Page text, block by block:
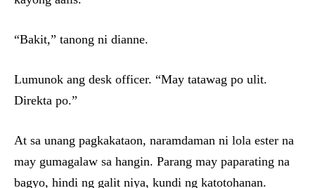
“Bakit,” tanong ni dianne.
Lumunok ang desk officer. “May tatawag po ulit.
Direkta po.”
At sa unang pagkakataon, naramdaman ni lola ester na
may gumagalaw sa hangin. Parang may paparating na
bagyo, hindi ng galit niya, kundi ng katotohanan.